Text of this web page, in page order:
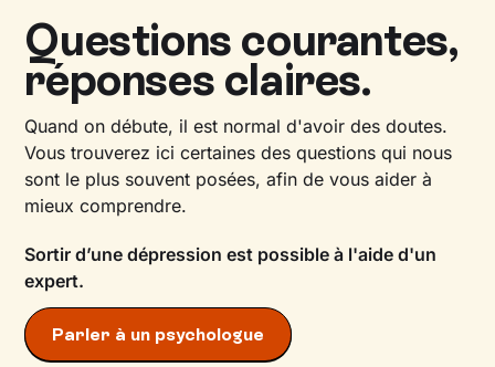
Questions courantes,
réponses claires.
Quand on débute, il est normal d'avoir des doutes.
Vous trouverez ici certaines des questions qui nous
sont le plus souvent posées, afin de vous aider à
mieux comprendre.
Sortir d’une dépression est possible à l'aide d'un
expert.
Parler à un psychologue